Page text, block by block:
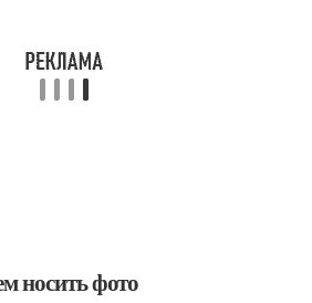
носить фото